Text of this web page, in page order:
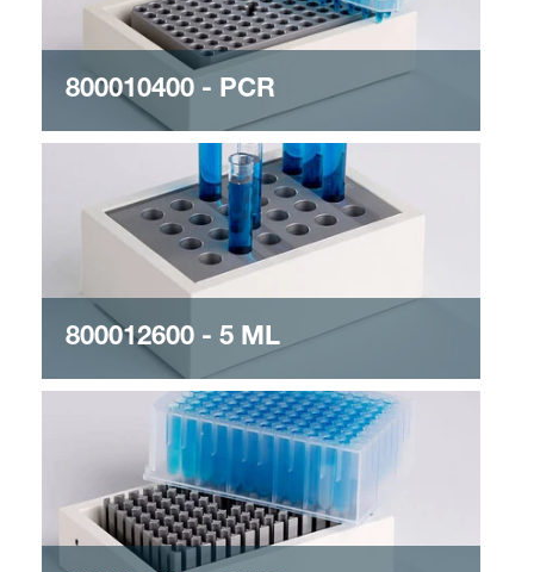
800010400 - PCR
800012600 - 5 ML